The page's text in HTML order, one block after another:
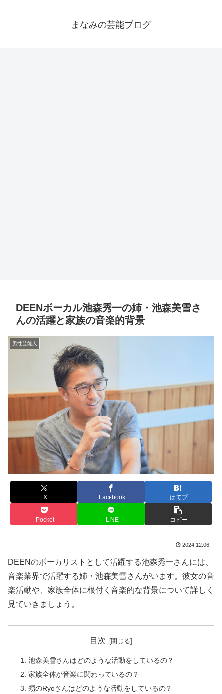
まなみの芸能ブログ
DEENボーカル池森秀一の姉・池森美雪さ
んの活躍と家族の音楽的背景
男性芸能人
X Facebook はてブ
Pocket LINE コピー
2024.12.06
DEENのボーカリストとして活躍する池森秀一さんには、
音楽業界で活躍する姉・池森美雪さんがいます。彼女の音
楽活動や、家族全体に根付く音楽的な背景について詳しく
見ていきましょう。
目次
池森美雪さんはどのような活動をしているの？
家族全体が音楽に関わっているの？
甥のRyoさんはどのような活動をしているの？